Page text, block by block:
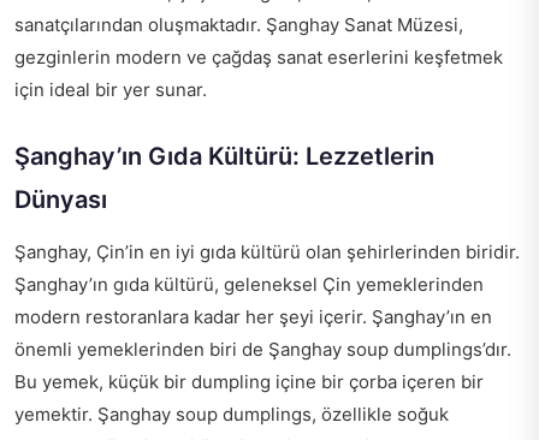
sanatçılarından oluşmaktadır. Şanghay Sanat Müzesi,
gezginlerin modern ve çağdaş sanat eserlerini keşfetmek
için ideal bir yer sunar.
Şanghay’ın Gıda Kültürü: Lezzetlerin
Dünyası
Şanghay, Çin’in en iyi gıda kültürü olan şehirlerinden biridir.
Şanghay’ın gıda kültürü, geleneksel Çin yemeklerinden
modern restoranlara kadar her şeyi içerir. Şanghay’ın en
önemli yemeklerinden biri de Şanghay soup dumplings’dır.
Bu yemek, küçük bir dumpling içine bir çorba içeren bir
yemektir. Şanghay soup dumplings, özellikle soğuk